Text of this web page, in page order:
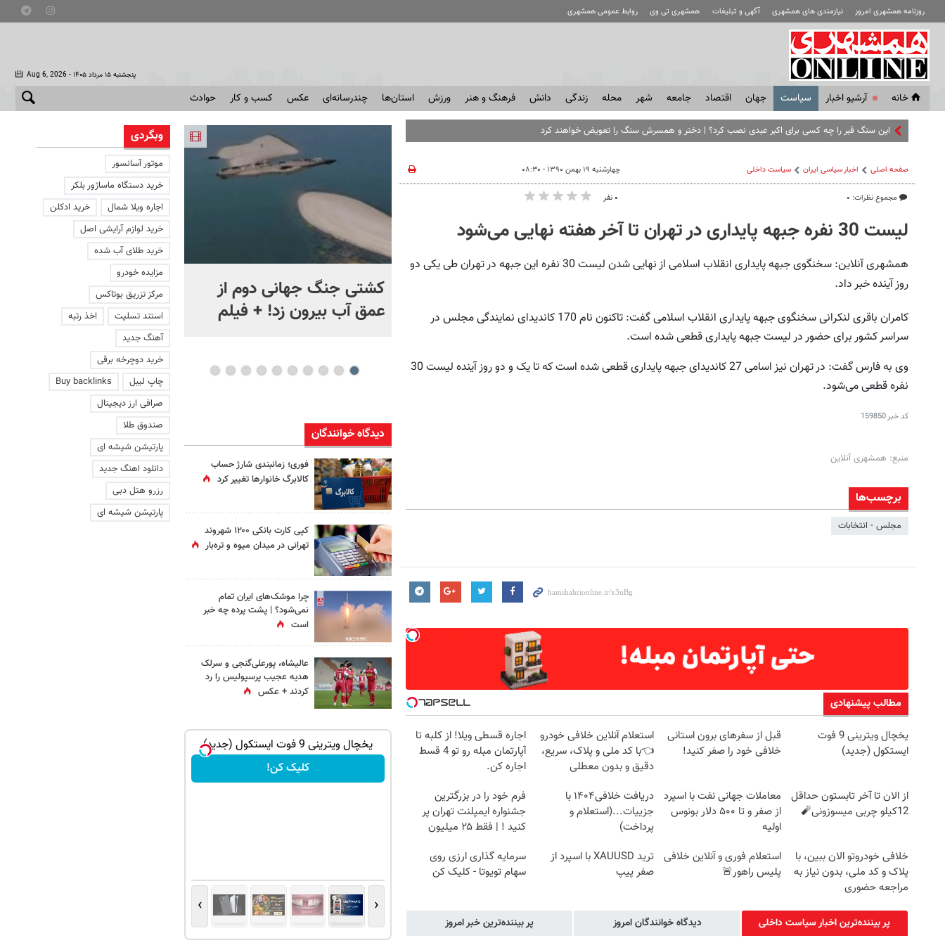
روزنامه همشهری امروز نیازمندی های همشهری آگهی و تبلیغات همشهری تی وی روابط عمومی همشهری
Aug 6, 2026 - پنجشنبه ۱۵ مرداد ۱۴۰۵
خانه آرشیو اخبار سياست جهان اقتصاد جامعه شهر محله زندگی دانش فرهنگ و هنر ورزش استان‌ها چندرسانه‌ای عکس کسب و کار حوادث
این سنگ قبر را چه کسی برای اکبر عبدی نصب کرد؟ | دختر و همسرش سنگ را تعویض خواهند کرد
صفحه اصلی اخبار سیاسی ایران سیاست داخلی
مجموع نظرات: ۰
چهارشنبه ۱۹ بهمن ۱۳۹۰ - ۰۸:۳۰
۰ نفر
لیست 30 نفره جبهه پایداری در تهران تا آخر هفته نهایی می‌شود
همشهری آنلاین: سخنگوی جبهه پایداری انقلاب اسلامی از نهایی شدن لیست 30 نفره این جبهه در تهران طی یکی دو
روز آینده خبر داد.
کامران باقری لنکرانی سخنگوی جبهه پایداری انقلاب اسلامی گفت: تاکنون نام 170 کاندیدای نمایندگی مجلس در
سراسر کشور برای حضور در لیست جبهه پایداری قطعی شده است.
وی به فارس گفت: در تهران نیز اسامی 27 کاندیدای جبهه پایداری قطعی شده است که تا یک و دو روز آینده لیست 30
نفره قطعی می‌شود.
کد خبر159850
منبع: همشهری آنلاین
برچسب‌ها
مجلس - انتخابات
مطالب پیشنهادی
یخچال ویترینی 9 فوت
ایستکول (جدید)
قبل از سفرهای برون استانی
خلافی خود را صفر کنید!
استعلام آنلاین خلافی خودرو
👈با کد ملی و پلاک، سریع،
دقیق و بدون معطلی
اجاره‌ قسطی ویلا! از کلبه تا
آپارتمان مبله رو تو 4 قسط
اجاره کن.
از الان تا آخر تابستون حداقل
12کیلو چربی میسوزونی🧨
معاملات جهانی نفت با اسپرد
از صفر و تا ۵۰۰ دلار بونوس
اولیه
دریافت خلافی۱۴۰۴ با
جزییات...(استعلام و
پرداخت)
فرم خود را در بزرگترین
جشنواره ایمپلنت تهران پر
کنید ! | فقط ۲۵ میلیون
خلافی خودروتو الان ببین، با
پلاک و کد ملی، بدون نیاز به
مراجعه حضوری
استعلام فوری و آنلاین خلافی
پلیس راهور🚨
ترید XAUUSD با اسپرد از
صفر پیپ
سرمایه گذاری ارزی روی
سهام تویوتا - کلیک کن
پر بیننده‌ترین اخبار سیاست داخلی دیدگاه خوانندگان امروز پر بیننده‌ترین خبر امروز
۹ با ماه + فیلم
کشتی‌ جنگ جهانی دوم از
عمق آب بیرون زد! + فیلم
افشای اطلاعات برای ترور
بارون ترامپ | ماجرای قرار
عاشقانه با یک زن
دیدگاه خوانندگان
فوری؛ زمانبندی‌ شارژ حساب
کالابرگ خانوارها تغییر کرد
کپی کارت بانکی ۱۲۰۰ شهروند
تهرانی در میدان میوه و تره‌بار
چرا موشک‌های ایران تمام
نمی‌شود؟ | پشت پرده چه خبر
است
عالیشاه، پورعلی‌گنجی و سرلک
هدیه عجیب پرسپولیس را رد
کردند + عکس
ویترینی 9 فوت ایستکول (جدید)
به بزرگترین جشنواره ایمپلنت تهران سر بزنید
و طلای دیجیتال و دلار🔥
بچرخونش
گردونه رو بچرخون PS5 و آیفون 17 برنده شو
بچرخونش
‹
›
وبگردی
موتور آسانسور
خرید دستگاه ماساژور بلکر
اجاره ویلا شمال
خرید ادکلن
خرید لوازم آرایشی اصل
خرید طلای آب شده
مزایده خودرو
مرکز تزریق بوتاکس
استند تسلیت
اخذ رتبه
آهنگ جدید
خرید دوچرخه برقی
چاپ لیبل
Buy backlinks
صرافی ارز دیجیتال
صندوق طلا
پارتیشن شیشه ای
دانلود اهنگ جدید
رزرو هتل دبی
پارتیشن شیشه ای